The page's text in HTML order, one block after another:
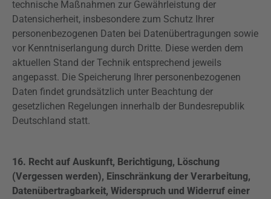
technische Maßnahmen zur Gewährleistung der
Datensicherheit, insbesondere zum Schutz Ihrer
personenbezogenen Daten bei Datenübertragungen sowie
vor Kenntniserlangung durch Dritte. Diese werden dem
aktuellen Stand der Technik entsprechend jeweils
angepasst. Die Speicherung Ihrer personenbezogenen
Daten findet grundsätzlich unter Beachtung der
gesetzlichen Regelungen innerhalb der Bundesrepublik
Deutschland statt.
16. Recht auf Auskunft, Berichtigung, Löschung
(Vergessen werden), Einschränkung der Verarbeitung,
Datenübertragbarkeit, Widerspruch und Widerruf einer